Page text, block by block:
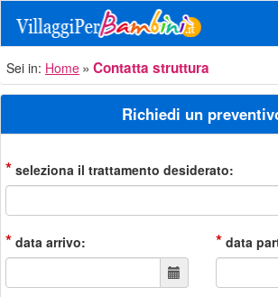
Sei in: Home Contatta struttura
Richiedi un
* seleziona il trattamento desiderato:
* data arrivo: * data